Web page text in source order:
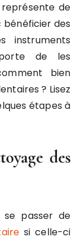
de
bénéficier des
instruments
de les
bien
? Lisez
étapes à
des
se passer de
si celle-ci